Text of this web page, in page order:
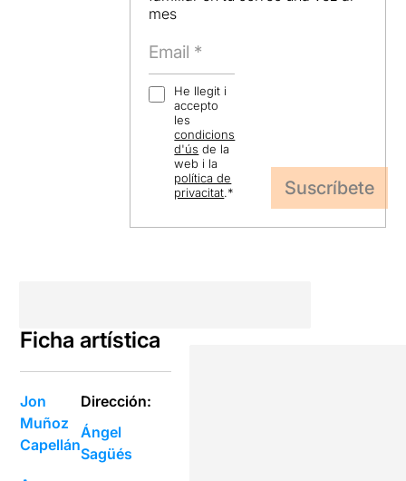
mes
He llegit i
accepto
les
condicions
d'ús de la
web i la
política de
privacitat.*
Ficha artística
Jon
Muñoz
Capellán
Dirección:
Ángel
Sagüés